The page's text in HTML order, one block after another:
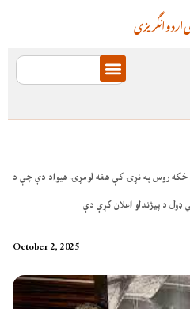
انگریزیاردو
ځکه روس په نړۍ کې هغه لومړۍ هیواد دې چې د
د پیژندلو اعلان کړې دې
October 2, 2025